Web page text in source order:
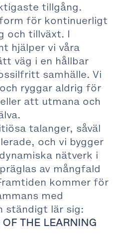
tillgång.
för kontinuerligt
och tillväxt. I
hjälper vi våra
väg i en hållbar
samhälle. Vi
ryggar aldrig för
att utmana och
talanger, såväl
och vi bygger
nätverk i
av mångfald
kommer för
med
ständigt lär sig:
THE LEARNING